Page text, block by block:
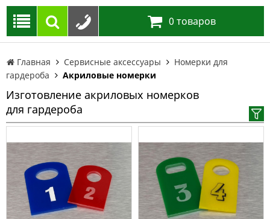
0 товаров
Главная Сервисные аксессуары
Номерки для
гардероба
Акриловые номерки
Изготовление акриловых номерков
для гардероба